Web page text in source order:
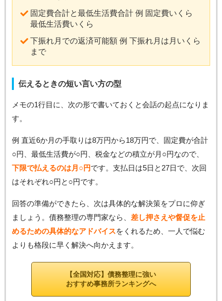
固定費合計と最低生活費合計 例 固定費いくら
最低生活費いくら
下振れ月での返済可能額 例 下振れ月は月いくら
まで
伝えるときの短い言い方の型
メモの1行目に、次の形で書いておくと会話の起点になりま
す。
例 直近6か月の手取りは8万円から18万円で、固定費が合計
○円、最低生活費が○円、税金などの積立が月○円なので、
下限で払えるのは月○円です。支払日は5日と27日で、次回
はそれぞれ○円と○円です。
回答の準備ができたら、次は具体的な解決策をプロに仰ぎ
ましょう。債務整理の専門家なら、 差し押さえや督促を止
めるための具体的なアドバイスをくれるため、一人で悩む
よりも格段に早く解決へ向かえます。
【全国対応】債務整理に強い
おすすめ事務所ランキングへ